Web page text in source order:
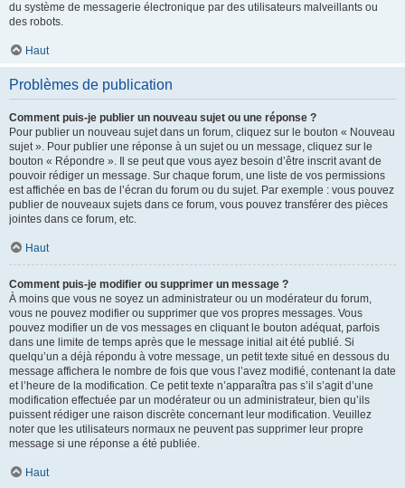
du système de messagerie électronique par des utilisateurs malveillants ou
des robots.
Haut
Problèmes de publication
Comment puis-je publier un nouveau sujet ou une réponse ?
Pour publier un nouveau sujet dans un forum, cliquez sur le bouton « Nouveau
sujet ». Pour publier une réponse à un sujet ou un message, cliquez sur le
bouton « Répondre ». Il se peut que vous ayez besoin d’être inscrit avant de
pouvoir rédiger un message. Sur chaque forum, une liste de vos permissions
est affichée en bas de l’écran du forum ou du sujet. Par exemple : vous pouvez
publier de nouveaux sujets dans ce forum, vous pouvez transférer des pièces
jointes dans ce forum, etc.
Haut
Comment puis-je modifier ou supprimer un message ?
À moins que vous ne soyez un administrateur ou un modérateur du forum,
vous ne pouvez modifier ou supprimer que vos propres messages. Vous
pouvez modifier un de vos messages en cliquant le bouton adéquat, parfois
dans une limite de temps après que le message initial ait été publié. Si
quelqu’un a déjà répondu à votre message, un petit texte situé en dessous du
message affichera le nombre de fois que vous l’avez modifié, contenant la date
et l’heure de la modification. Ce petit texte n’apparaîtra pas s’il s’agit d’une
modification effectuée par un modérateur ou un administrateur, bien qu’ils
puissent rédiger une raison discrète concernant leur modification. Veuillez
noter que les utilisateurs normaux ne peuvent pas supprimer leur propre
message si une réponse a été publiée.
Haut